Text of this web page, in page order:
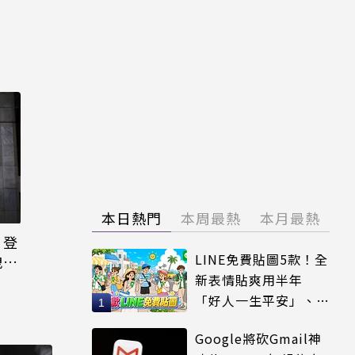
本日熱門 本周最熱 本月最熱
LINE免費貼圖5款！全
新表情貼爽用半年
「好人一生平安」、
Google將砍Gmail神